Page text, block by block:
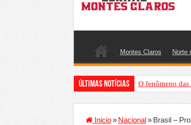
Montes Claros Norte
Últimas Notícias O fenômeno
Criador de Sites
Conheça a
Inicio » Nacional » Brasil –